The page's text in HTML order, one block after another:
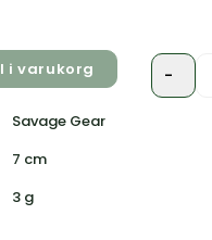
-
i varukorg
Savage Gear
7 cm
3 g